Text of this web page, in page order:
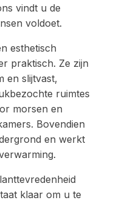
vindt u de
voldoet.
esthetisch
praktisch. Ze zijn
en slijtvast,
ruimtes
morsen en
Bovendien
en werkt
klaar om u te